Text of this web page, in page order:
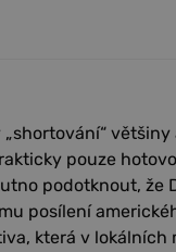
pouze
podotknout, že
posílení
která v lokálních